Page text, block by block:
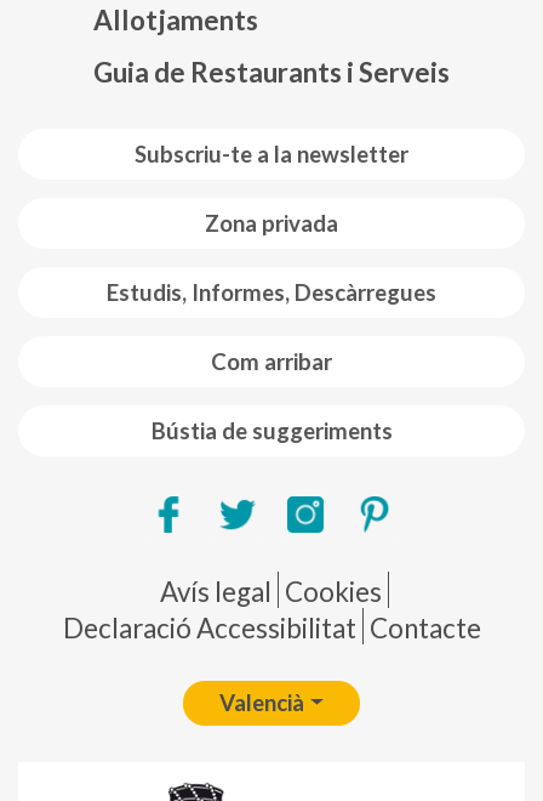
Subscriu-te a la newsletter
Zona privada
Estudis, Informes, Descàrregues
Com arribar
Bústia de suggeriments
Allotjaments
Guia de Restaurants i Serveis
Pie de página
Avís legal Cookies
Declaració Accessibilitat Contacte
Valencià